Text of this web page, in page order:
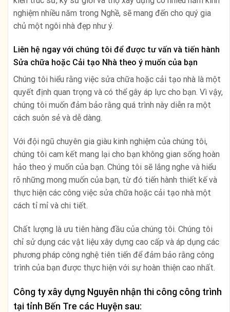
nghiệm nhiều năm trong Nghề, sẽ mang đến cho quý gia
chủ một ngôi nhà đẹp như ý.
Liên hệ ngay với chúng tôi để được tư vấn và tiến hành
Sửa chữa hoặc Cải tạo Nhà theo ý muốn của bạn
Chúng tôi hiểu rằng việc sửa chữa hoặc cải tạo nhà là một
quyết định quan trọng và có thể gây áp lực cho bạn. Vì vậy,
chúng tôi muốn đảm bảo rằng quá trình này diễn ra một
cách suôn sẻ và dễ dàng.
Với đội ngũ chuyên gia giàu kinh nghiệm của chúng tôi,
chúng tôi cam kết mang lại cho bạn không gian sống hoàn
hảo theo ý muốn của bạn. Chúng tôi sẽ lắng nghe và hiểu
rõ những mong muốn của bạn, từ đó tiến hành thiết kế và
thực hiện các công việc sửa chữa hoặc cải tạo nhà một
cách tỉ mỉ và chi tiết.
Chất lượng là ưu tiên hàng đầu của chúng tôi. Chúng tôi
chỉ sử dụng các vật liệu xây dựng cao cấp và áp dụng các
phương pháp công nghệ tiên tiến để đảm bảo rằng công
trình của bạn được thực hiện với sự hoàn thiện cao nhất.
Công ty xây dựng Nguyên nhận thi công công trình
tại tỉnh Bến Tre các Huyện sau: